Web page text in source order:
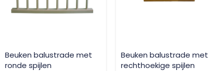
Beuken balustrade met
ronde spijlen
Beuken balustrade met
rechthoekige spijlen